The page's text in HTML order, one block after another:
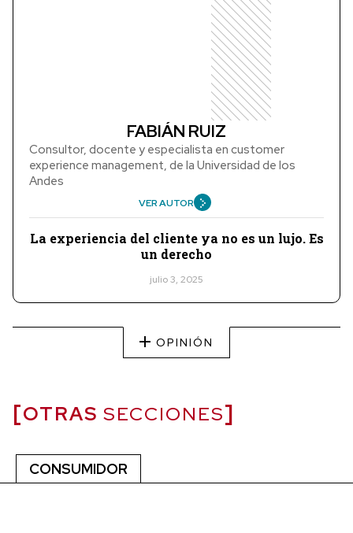
FABIÁN RUIZ
Consultor, docente y especialista en customer
experience management, de la Universidad de los
Andes
VER AUTOR
La experiencia del cliente ya no es un lujo. Es
un derecho
julio 3, 2025
OPINIÓN
OTRAS SECCIONES
CONSUMIDOR